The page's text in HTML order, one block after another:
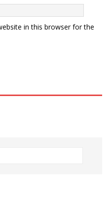
in this browser for the